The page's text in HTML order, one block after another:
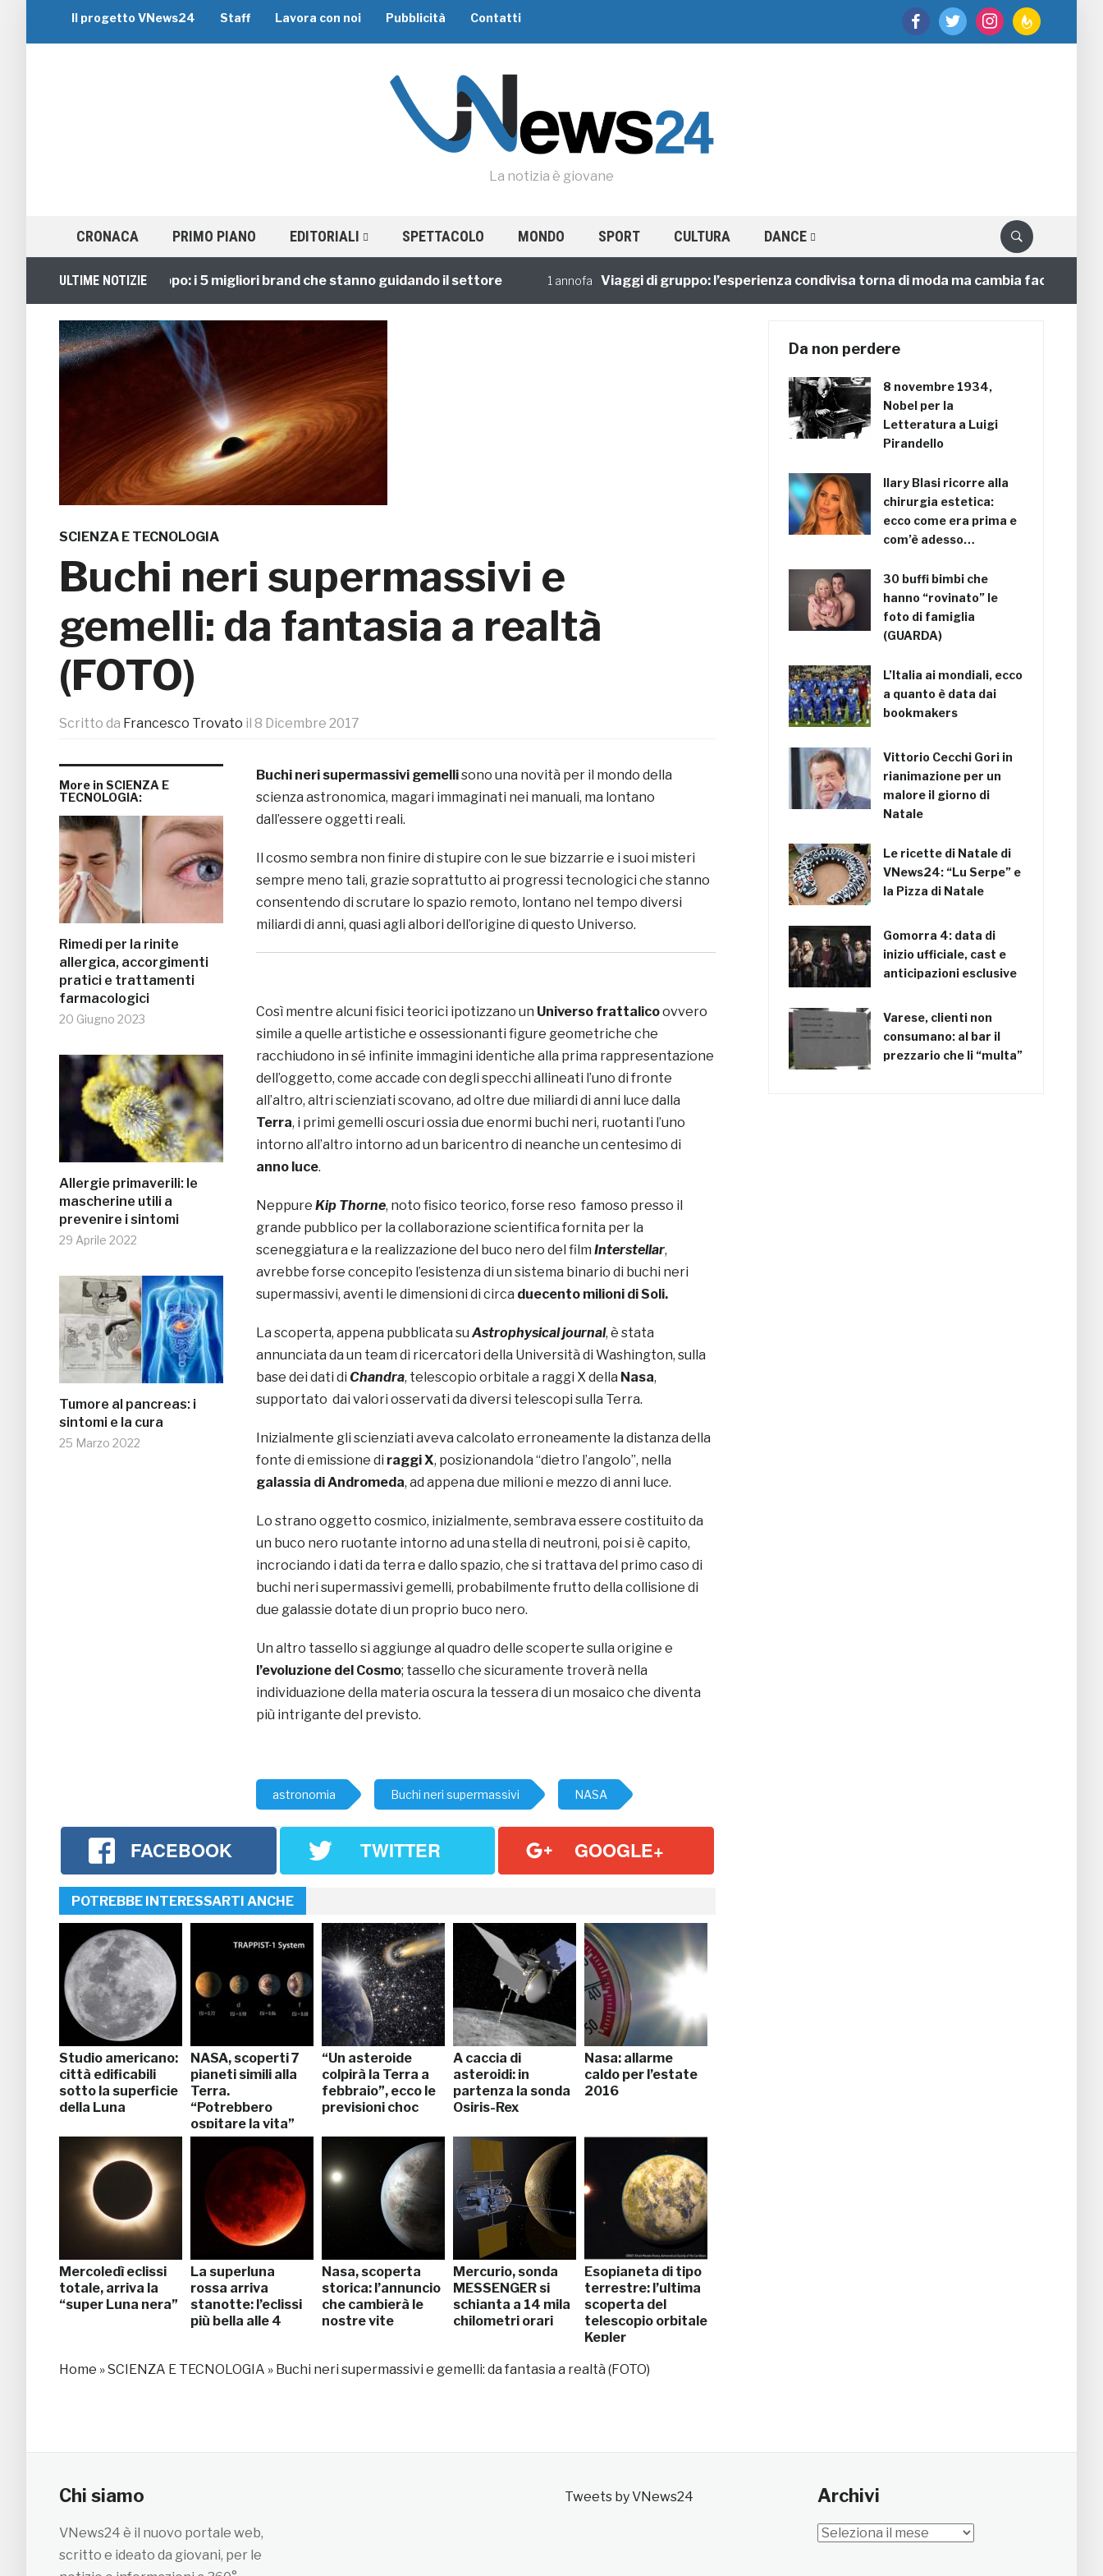
facebooktwitter instagramfeedburner
Il progetto VNews24 Staff Lavora con noi Pubblicità Contatti
La notizia è giovane
CRONACA PRIMO PIANO EDITORIALI SPETTACOLO MONDO SPORT CULTURA DANCE
ULTIME NOTIZIE
Viaggi di Gruppo: i 5 migliori brand che stanno guidando il settore 1 annofa Viaggi di gruppo: l’esperienza condivisa torna di moda ma cambia faccia
SCIENZA E TECNOLOGIA
Buchi neri supermassivi e
gemelli: da fantasia a realtà
(FOTO)
Scritto da Francesco Trovato il 8 Dicembre 2017
More in SCIENZA E
TECNOLOGIA:
Rimedi per la rinite
allergica, accorgimenti
pratici e trattamenti
farmacologici
20 Giugno 2023
Allergie primaverili: le
mascherine utili a
prevenire i sintomi
29 Aprile 2022
Tumore al pancreas: i
sintomi e la cura
25 Marzo 2022
Buchi neri supermassivi gemellisono una novità per il mondo della
scienza astronomica, magari immaginati nei manuali, ma lontano
dall’essere oggetti reali.
Il cosmo sembra non finire di stupire con le sue bizzarrie e i suoi misteri
sempre meno tali, grazie soprattutto ai progressi tecnologici che stanno
consentendo di scrutare lo spazio remoto, lontano nel tempo diversi
miliardi di anni, quasi agli albori dell’origine di questo Universo.
Così mentre alcuni fisici teorici ipotizzano un Universo frattalicoovvero
simile a quelle artistiche e ossessionanti figure geometriche che
racchiudono in sé infinite immagini identiche alla prima rappresentazione
dell’oggetto, come accade con degli specchi allineati l’uno di fronte
all’altro, altri scienziati scovano, ad oltre due miliardi di anni luce dalla
Terra, i primi gemelli oscuri ossia due enormi buchi neri, ruotanti l’uno
intorno all’altro intorno ad un baricentro di neanche un centesimo di
anno luce.
Neppure Kip Thorne, noto fisico teorico, forse reso famoso presso il
grande pubblico per la collaborazione scientifica fornita per la
sceneggiatura e la realizzazione del buco nero del film Interstellar,
avrebbe forse concepito l’esistenza di un sistema binario di buchi neri
supermassivi, aventi le dimensioni di circa duecento milioni di Soli.
La scoperta, appena pubblicata su Astrophysical journal, è stata
annunciata da un team di ricercatori della Università di Washington, sulla
base dei dati di Chandra, telescopio orbitale a raggi X della Nasa,
supportato dai valori osservati da diversi telescopi sulla Terra.
Inizialmente gli scienziati aveva calcolato erroneamente la distanza della
fonte di emissione di raggi X, posizionandola “dietro l’angolo”, nella
galassia di Andromeda, ad appena due milioni e mezzo di anni luce.
Lo strano oggetto cosmico, inizialmente, sembrava essere costituito da
un buco nero ruotante intorno ad una stella di neutroni, poi si è capito,
incrociando i dati da terra e dallo spazio, che si trattava del primo caso di
buchi neri supermassivi gemelli, probabilmente frutto della collisione di
due galassie dotate di un proprio buco nero.
Un altro tassello si aggiunge al quadro delle scoperte sulla origine e
l’evoluzione del Cosmo; tassello che sicuramente troverà nella
individuazione della materia oscura la tessera di un mosaico che diventa
più intrigante del previsto.
astronomia Buchi neri supermassivi NASA
FACEBOOK TWITTER GOOGLE+
POTREBBE INTERESSARTI ANCHE
Studio americano:
città edificabili
sotto la superficie
della Luna
NASA, scoperti 7
pianeti simili alla
Terra.
“Potrebbero
ospitare la vita”
“Un asteroide
colpirà la Terra a
febbraio”, ecco le
previsioni choc
A caccia di
asteroidi: in
partenza la sonda
Osiris-Rex
Nasa: allarme
caldo per l’estate
2016
Mercoledì eclissi
totale, arriva la
“super Luna nera”
La superluna
rossa arriva
stanotte: l’eclissi
più bella alle 4
Nasa, scoperta
storica: l’annuncio
che cambierà le
nostre vite
Mercurio, sonda
MESSENGER si
schianta a 14 mila
chilometri orari
Esopianeta di tipo
terrestre: l’ultima
scoperta del
telescopio orbitale
Kepler
Home »SCIENZA E TECNOLOGIA » Buchi neri supermassivi e gemelli: da fantasia a realtà (FOTO)
Da non perdere
8 novembre 1934,
Nobel per la
Letteratura a Luigi
Pirandello
Ilary Blasi ricorre alla
chirurgia estetica:
ecco come era prima e
com’è adesso…
30 buffi bimbi che
hanno “rovinato” le
foto di famiglia
(GUARDA)
L’Italia ai mondiali, ecco
a quanto è data dai
bookmakers
Vittorio Cecchi Gori in
rianimazione per un
malore il giorno di
Natale
Le ricette di Natale di
VNews24: “Lu Serpe” e
la Pizza di Natale
Gomorra 4: data di
inizio ufficiale, cast e
anticipazioni esclusive
Varese, clienti non
consumano: al bar il
prezzario che li “multa”
Chi siamo
VNews24 è il nuovo portale web,
scritto e ideato da giovani, per le
Tweets by VNews24 Archivi
Archivi